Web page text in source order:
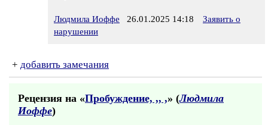
Людмила Иоффе 26.01.2025 14:18
Заявить о
нарушении
+ добавить замечания
Рецензия на «Пробуждение, ,, ,» (Людмила
Иоффе)